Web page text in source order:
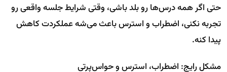
حتی اگر همه درس‌ها رو بلد باشی، وقتی شرایط جلسه واقعی رو
تجربه نکنی، اضطراب و استرس باعث می‌شه عملکردت کاهش
پیدا کنه.
مشکل رایج: اضطراب، استرس و حواس‌پرتی